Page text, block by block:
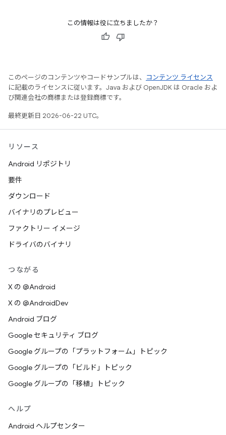
この情報は役に立ちましたか？
このページのコンテンツやコードサンプルは、
コンテンツ ライセンス
に記載のライセンスに従います。Java および OpenJDK は Oracle およ
び関連会社の商標または登録商標です。
最終更新日 2026-06-22 UTC。
リソース
Android リポジトリ
要件
ダウンロード
バイナリのプレビュー
ファクトリー イメージ
ドライバのバイナリ
つながる
X の @Android
X の @AndroidDev
Android ブログ
Google セキュリティ ブログ
Google グループの「プラットフォーム」トピック
Google グループの「ビルド」トピック
Google グループの「移植」トピック
ヘルプ
Android ヘルプセンター